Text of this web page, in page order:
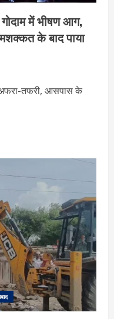
में भीषण आग,
के बाद पाया
अफरा-तफरी, आसपास के